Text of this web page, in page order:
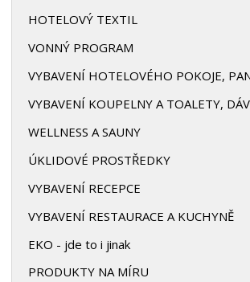
HOTELOVÝ TEXTIL
VONNÝ PROGRAM
VYBAVENÍ HOTELOVÉHO POKOJE,
VYBAVENÍ KOUPELNY A TOALETY,
WELLNESS A SAUNY
ÚKLIDOVÉ PROSTŘEDKY
VYBAVENÍ RECEPCE
VYBAVENÍ RESTAURACE A KUCHYNĚ
EKO - jde to i jinak
PRODUKTY NA MÍRU